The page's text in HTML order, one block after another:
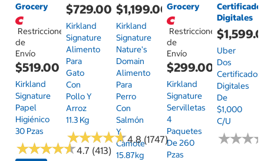
Grocery
Restricciones
de
Envío
$519.00
Kirkland
Signature
Papel
Higiénico
30 Pzas
★★★★★
★★★★★4.7 (413)
$729.00
Kirkland
Signature
Alimento
Para
Gato
Con
Pollo Y
Arroz
11.3 Kg
★★★★★
★★★★★4.8 (1747)
$1,199.00
Kirkland
Signature
Nature's
Domain
Alimento
Para
Perro
Con
Salmón
Y
Camote
15.87kg
Grocery
Restricciones
de
Envío
$299.00
Kirkland
Signature
Servilletas
4
Paquetes
De 260
Pzas
Digitales
Uber
Dos
Certificados
Digitales
De
$1,000
C/u
★★★
★★★